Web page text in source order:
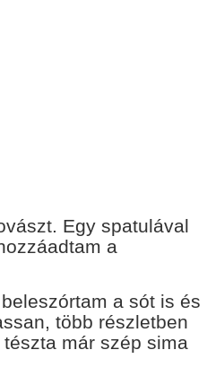
Egy spatulával
a
a sót is és
több részletben
már szép sima